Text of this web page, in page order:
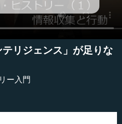
リジェンス」が足りな
ー入門